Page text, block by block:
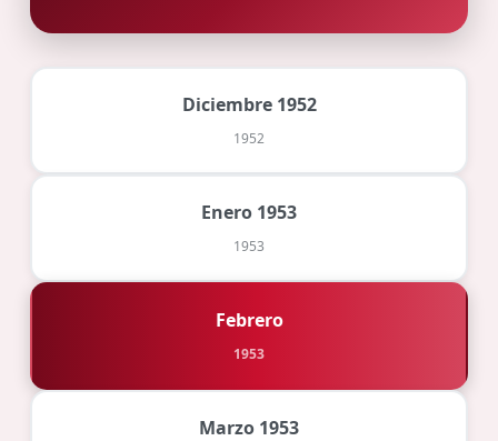
Diciembre 1952
1952
Enero 1953
1953
Febrero
1953
Marzo 1953